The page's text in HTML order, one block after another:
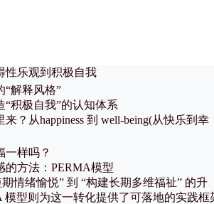
性乐观到积极自我
“解释风格”
“积极自我”的认知体系
？从happiness 到 well-being(从快乐到幸
一样吗？
的方法：PERMA模型
情绪愉悦” 到 “构建长期多维福祉” 的升
模型则为这一转化提供了可落地的实践框